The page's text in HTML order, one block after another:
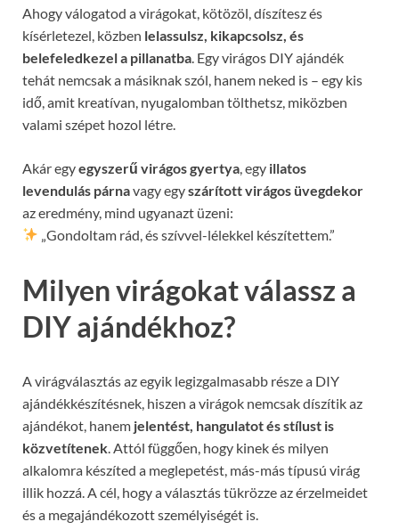
Ahogy válogatod a virágokat, kötözöl, díszítesz és
kísérletezel, közben lelassulsz, kikapcsolsz, és
belefeledkezel a pillanatba. Egy virágos DIY ajándék
tehát nemcsak a másiknak szól, hanem neked is – egy kis
idő, amit kreatívan, nyugalomban tölthetsz, miközben
valami szépet hozol létre.
Akár egyegyszerű virágos gyertya, egy illatos
levendulás párnavagy egyszárított virágos üvegdekor
az eredmény, mind ugyanazt üzeni:
„Gondoltam rád, és szívvel-lélekkel készítettem.”
Milyen virágokat válassz a
DIY ajándékhoz?
A virágválasztás az egyik legizgalmasabb része a DIY
ajándékkészítésnek, hiszen a virágok nemcsak díszítik az
ajándékot, hanem jelentést, hangulatot és stílust is
közvetítenek. Attól függően, hogy kinek és milyen
alkalomra készíted a meglepetést, más-más típusú virág
illik hozzá. A cél, hogy a választás tükrözze az érzelmeidet
és a megajándékozott személyiségét is.